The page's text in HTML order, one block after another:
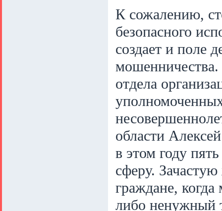
К сожалению,
безопасного
создает и поле
мошенничества.
отдела
области
в этом году
сферу.
граждане,
либо ненужный